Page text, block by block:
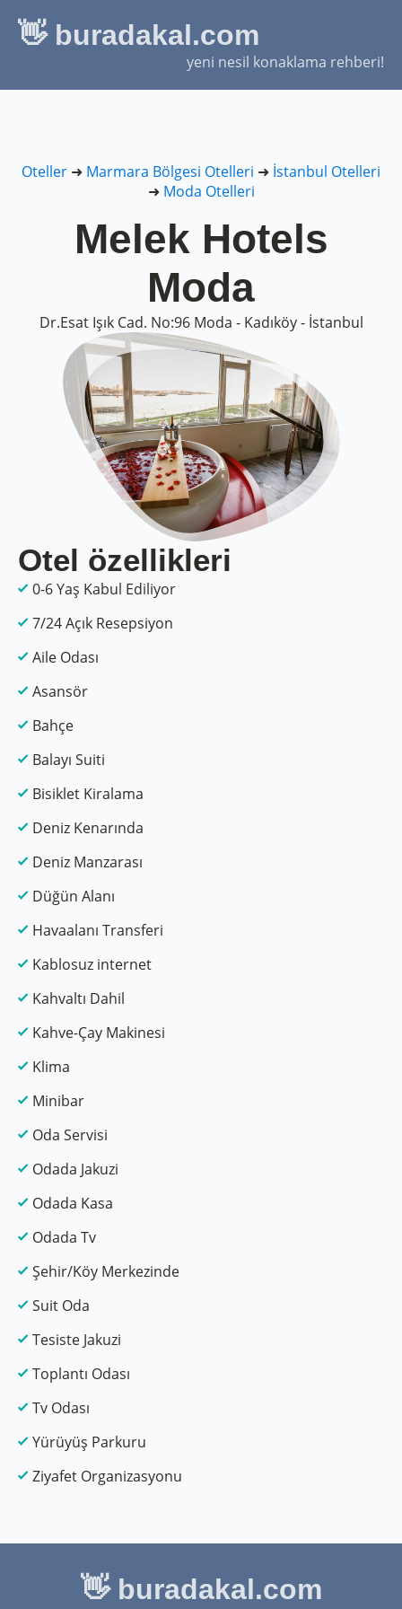
👋 buradakal.com
yeni nesil konaklama rehberi!
Oteller ➜ Marmara Bölgesi Otelleri ➜ İstanbul Otelleri
➜ Moda Otelleri
Melek Hotels
Moda
Dr.Esat Işık Cad. No:96 Moda - Kadıköy - İstanbul
Otel özellikleri
0-6 Yaş Kabul Ediliyor
7/24 Açık Resepsiyon
Aile Odası
Asansör
Bahçe
Balayı Suiti
Bisiklet Kiralama
Deniz Kenarında
Deniz Manzarası
Düğün Alanı
Havaalanı Transferi
Kablosuz internet
Kahvaltı Dahil
Kahve-Çay Makinesi
Klima
Minibar
Oda Servisi
Odada Jakuzi
Odada Kasa
Odada Tv
Şehir/Köy Merkezinde
Suit Oda
Tesiste Jakuzi
Toplantı Odası
Tv Odası
Yürüyüş Parkuru
Ziyafet Organizasyonu
👋 buradakal.com